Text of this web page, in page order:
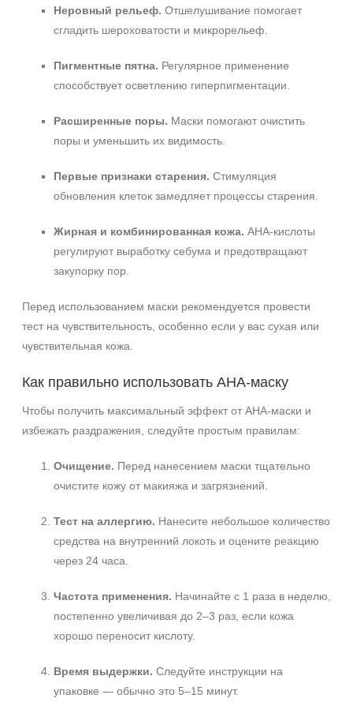
Неровный рельеф. Отшелушивание помогает
сгладить шероховатости и микрорельеф.
Пигментные пятна. Регулярное применение
способствует осветлению гиперпигментации.
Расширенные поры. Маски помогают очистить
поры и уменьшить их видимость.
Первые признаки старения. Стимуляция
обновления клеток замедляет процессы старения.
Жирная и комбинированная кожа. AHA‑кислоты
регулируют выработку себума и предотвращают
закупорку пор.
Перед использованием маски рекомендуется провести
тест на чувствительность, особенно если у вас сухая или
чувствительная кожа.
Как правильно использовать AHA‑маску
Чтобы получить максимальный эффект от AHA‑маски и
избежать раздражения, следуйте простым правилам:
Очищение. Перед нанесением маски тщательно
очистите кожу от макияжа и загрязнений.
Тест на аллергию. Нанесите небольшое количество
средства на внутренний локоть и оцените реакцию
через 24 часа.
Частота применения. Начинайте с 1 раза в неделю,
постепенно увеличивая до 2–3 раз, если кожа
хорошо переносит кислоту.
Время выдержки. Следуйте инструкции на
упаковке — обычно это 5–15 минут.
+7 (495) 640-58-89